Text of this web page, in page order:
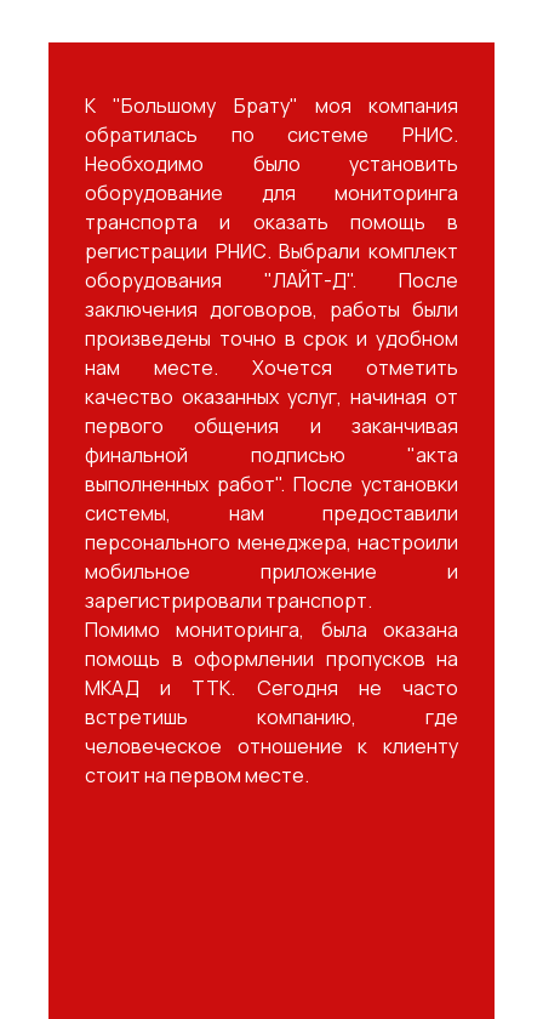
К "Большому Брату" моя компания
обратилась по системе РНИС.
Необходимо было установить
оборудование для мониторинга
транспорта и оказать помощь в
регистрации РНИС. Выбрали комплект
оборудования "ЛАЙТ-Д". После
заключения договоров, работы были
произведены точно в срок и удобном
нам месте. Хочется отметить
качество оказанных услуг, начиная от
первого общения и заканчивая
финальной подписью "акта
выполненных работ". После установки
системы, нам предоставили
персонального менеджера, настроили
мобильное приложение и
зарегистрировали транспорт.
Помимо мониторинга, была оказана
помощь в оформлении пропусков на
МКАД и ТТК. Сегодня не часто
встретишь компанию, где
человеческое отношение к клиенту
стоит на первом месте.